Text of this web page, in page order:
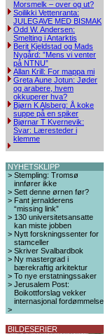
Morsmelk – over og ut?
Soilikki Vettenranta:
JULEGAVE MED BISMAK
Odd W. Andersen:
Smelting i Antarktis
Berit Kjeldstad og Mads
Nygård: ”Mens vi venter
på NTNU”
Allan Krill: For mappa mi
Greta Aune Jotun: Jøder
og arabere, hvem
okkuperer hva?
Bjørn K Alsberg: Å koke
suppe på en spiker
Bjørnar T Kvernevik:
Svar: Læresteder i
klemme
NYHETSKLIPP
> Stempling: Tromsø
innfører ikke
> Sett denne ørnen før?
> Fant jernalderens
“missing link”
> 130 universitetsansatte
kan miste jobben
> Nytt forskningssenter for
stamceller
> Skriver Svalbardbok
> Ny mastergrad i
bærekraftig arkitektur
> To nye erstatningssaker
> Jerusalem Post:
Boikottforslag vekker
internasjonal fordømmelse
>
BILDESERIER